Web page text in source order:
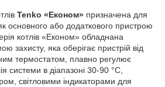
Tenko «Економ» призначена для
основного або додаткового пристрою
котлів «Економ» обладнана
захисту, яка оберігає пристрій від
термостатом, плавно регулює
системи в діапазоні 30-90 °C,
світловими індикаторами для